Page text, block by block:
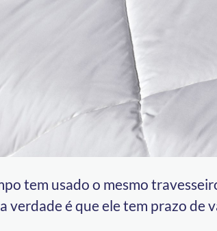
tem usado o mesmo
verdade é que ele tem prazo de